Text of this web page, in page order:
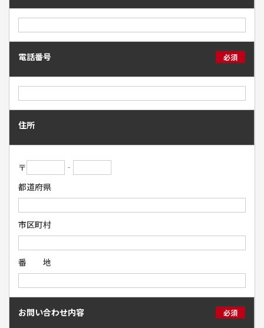
電話番号 必須
住所
〒
‐
都道府県
市区町村
番 地
お問い合わせ内容 必須